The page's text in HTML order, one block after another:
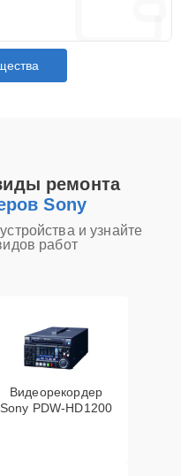
ремонта
Sony
и узнайте
работ
Видеорекордер
Sony PDW-HD1200